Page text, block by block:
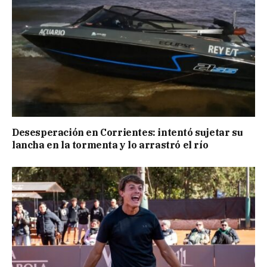
Desesperación en Corrientes: intentó sujetar su
lancha en la tormenta y lo arrastró el río